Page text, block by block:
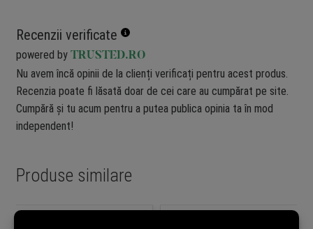
Recenzii verificate
powered by TRUSTED.RO
Nu avem încă opinii de la clienți verificați pentru acest produs.
Recenzia poate fi lăsată doar de cei care au cumpărat pe site.
Cumpără și tu acum pentru a putea publica opinia ta în mod
independent!
Produse similare